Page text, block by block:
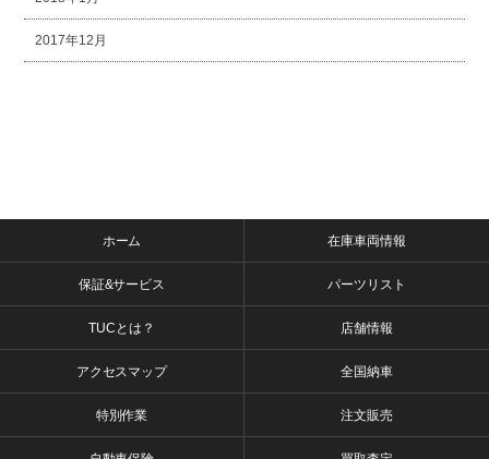
2017年12月
ホーム 在庫車両情報
保証&サービス パーツリスト
TUCとは？ 店舗情報
アクセスマップ 全国納車
特別作業 注文販売